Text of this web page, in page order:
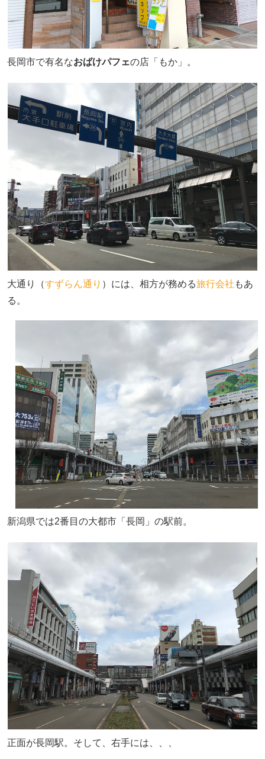
長岡市で有名なおばけパフェの店「もか」。
大通り（すずらん通り ）には、相方が務める旅行会社 もあ
る。
新潟県では2番目の大都市「長岡」の駅前。
正面が長岡駅。そして、右手には、、、